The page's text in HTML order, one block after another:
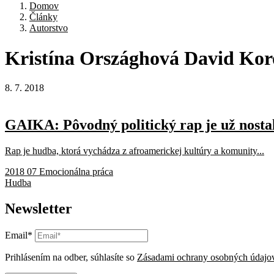
Domov
Články
Autorstvo
Kristína Országhová David
8. 7. 2018
GAIKA: Pôvodný politický rap je už
Rap je hudba, ktorá vychádza z afroamerickej kultúry a komunity...
2018 07 Emocionálna práca
Hudba
Newsletter
Email*
Prihlásením na odber, súhlasíte so Zásadami ochrany osobných